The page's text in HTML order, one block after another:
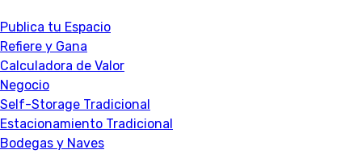
Publica tu Espacio
Refiere y Gana
Calculadora de Valor
Negocio
Self-Storage Tradicional
Estacionamiento Tradicional
Bodegas y Naves